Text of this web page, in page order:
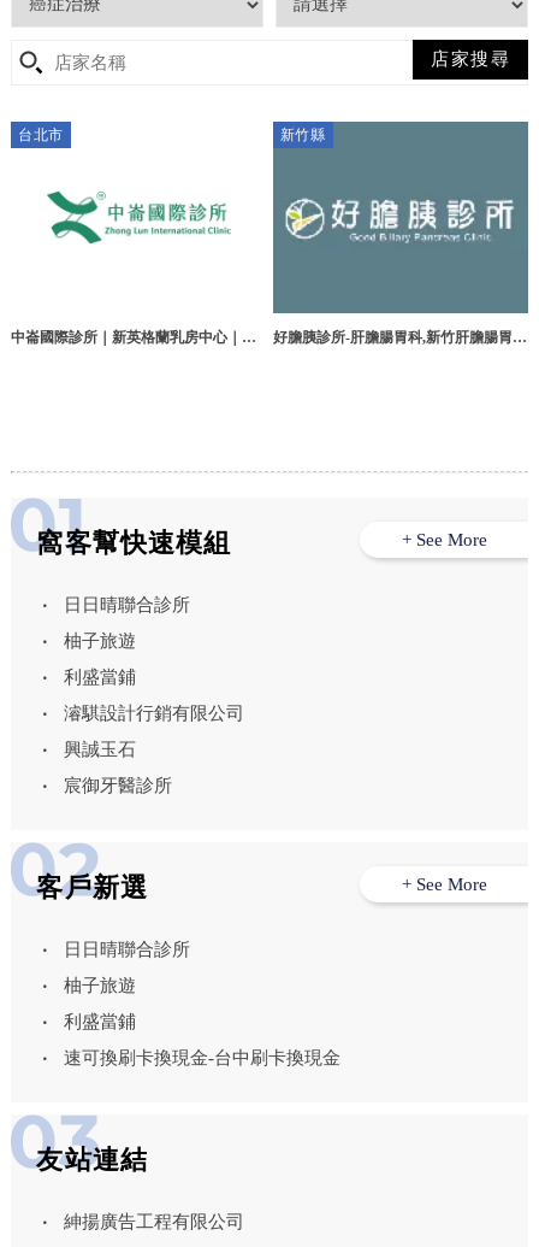
台北市
中崙國際診所｜新英格蘭乳房中心｜中
新竹縣
好膽胰診所-肝膽腸胃科,新竹肝膽腸胃
窩客幫快速模組
日日晴聯合診所
柚子旅遊
利盛當鋪
濬騏設計行銷有限公司
興誠玉石
宸御牙醫診所
+ See More
客戶新選
日日晴聯合診所
柚子旅遊
利盛當鋪
速可換刷卡換現金-台中刷卡換現金
+ See More
友站連結
紳揚廣告工程有限公司